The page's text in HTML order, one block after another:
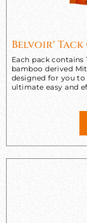
Belvoir®
Each pack contains
bamboo derived
designed for you
ultimate easy and